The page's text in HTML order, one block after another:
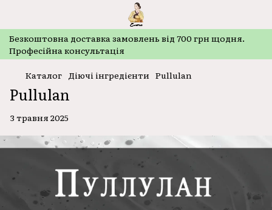
Безкоштовнa доставка замовлень від 700 грн щодня.
Професійна консультація
Каталог Діючі інгредієнти Pullulan
Pullulan
3 травня 2025